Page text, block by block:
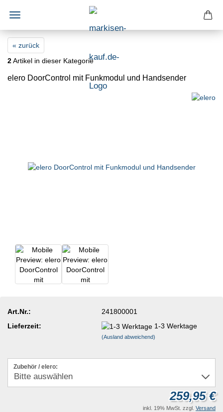
« zurück
2Artikel in dieser Kategorie
elero DoorControl mit Funkmodul und Handsender
Art.Nr.:
241800001
Lieferzeit:
1-3 Werktage
(Ausland abweichend)
Zubehör / elero:
259,95 €
inkl. 19% MwSt. zzgl. Versand